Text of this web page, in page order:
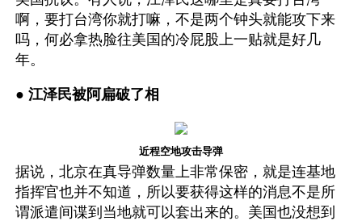
啊，要打台湾你就打嘛，不是两个钟头就能攻下来
吗，何必拿热脸往美国的冷屁股上一贴就是好几
年。
● 江泽民被阿扁破了相
近程空地攻击导弹
据说，北京在真导弹数量上非常保密，就是连基地
指挥官也并不知道，所以要获得这样的消息不是所
谓派遣间谍到当地就可以套出来的。美国也没想到